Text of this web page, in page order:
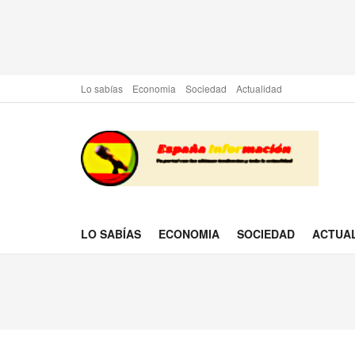
Lo sabías Economia Sociedad Actualidad
LO SABÍAS ECONOMIA SOCIEDAD